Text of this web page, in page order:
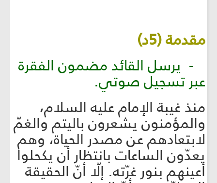
مقدمة (5د)
- يرسل القائد مضمون الفقرة
عبر تسجيل صوتي.
منذ غيبة الإمام عليه السلام،
والمؤمنون يشعرون باليتم والغمّ
لابتعادهم عن مصدر الحياة، وهم
يعدّون الساعات بانتظار أن يكحلوا
أعينهم بنور غرّته. إلّا أنّ الحقيقة